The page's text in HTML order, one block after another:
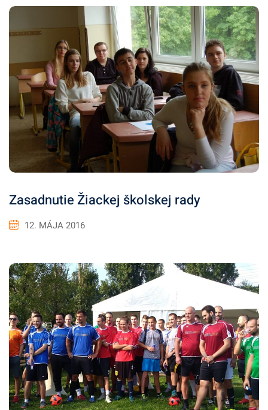
Zasadnutie Žiackej školskej rady
12. MÁJA 2016